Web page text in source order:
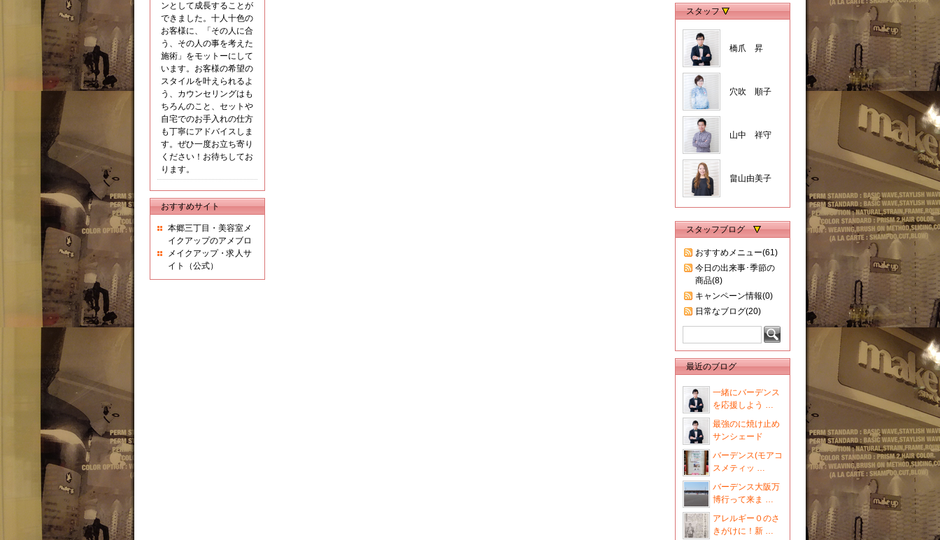
ンとして成長することが
できました。十人十色の
お客様に、「その人に合
う、その人の事を考えた
施術」をモットーにして
います。お客様の希望の
スタイルを叶えられるよ
う、カウンセリングはも
ちろんのこと、セットや
自宅でのお手入れの仕方
も丁寧にアドバイスしま
す。ぜひ一度お立ち寄り
ください！お待ちしてお
ります。
おすすめサイト
本郷三丁目・美容室メ
イクアップのアメブロ
メイクアップ・求人サ
イト（公式）
スタッフ
橋爪 昇
穴吹 順子
山中 祥守
畠山由美子
スタッフブログ
おすすめメニュー(61)
今日の出来事･季節の
商品(8)
キャンペーン情報(0)
日常なブログ(20)
最近のブログ
一緒にバーデンス
を応援しよう …
最強のに焼け止め
サンシェード
バーデンス(モアコ
スメティッ …
バーデンス大阪万
博行って来ま …
アレルギー０のさ
きがけに！新 …